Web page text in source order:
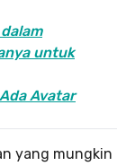
untuk
Avatar
yang mungkin